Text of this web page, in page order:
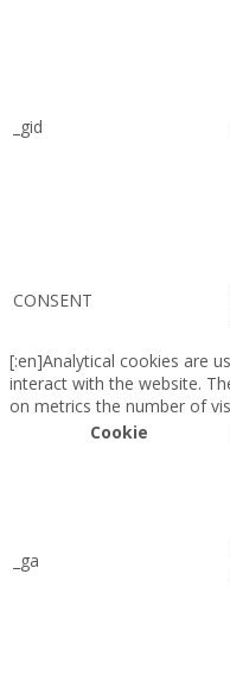
_gid
CONSENT
[:en]Analytical cookies are
interact with the website.
on metrics the number of
Cookie
_ga